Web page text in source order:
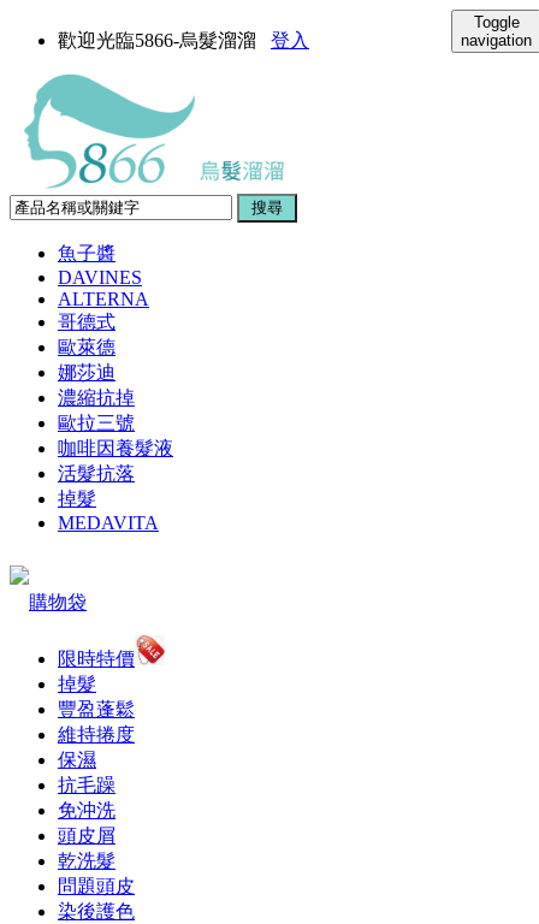
歡迎光臨5866-烏髮溜溜 登入
Toggle
navigation
魚子醬
DAVINES
ALTERNA
哥德式
歐萊德
娜莎迪
濃縮抗掉
歐拉三號
咖啡因養髮液
活髮抗落
掉髮
MEDAVITA
購物袋
限時特價
掉髮
豐盈蓬鬆
維持捲度
保濕
抗毛躁
免沖洗
頭皮屑
乾洗髮
問題頭皮
染後護色